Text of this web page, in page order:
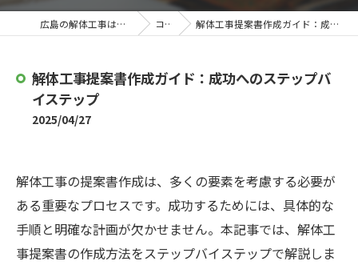
広島の解体工事は株式会社メガアース コラム 解体工事提案書作成ガイド：成功へのステップバイステップ
解体工事提案書作成ガイド：成功へのステップバ
イステップ
2025/04/27
解体工事の提案書作成は、多くの要素を考慮する必要が
ある重要なプロセスです。成功するためには、具体的な
手順と明確な計画が欠かせません。本記事では、解体工
事提案書の作成方法をステップバイステップで解説しま